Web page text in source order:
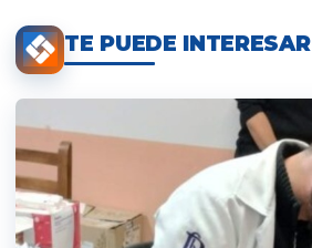
TE PUEDE INTERESAR